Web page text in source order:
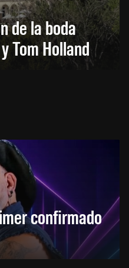
de la boda
Tom Holland
confirmado